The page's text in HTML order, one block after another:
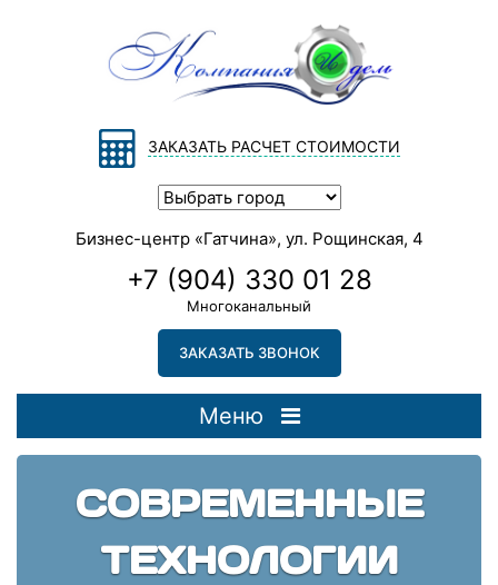
ЗАКАЗАТЬ РАСЧЕТ СТОИМОСТИ
Бизнес-центр «Гатчина», ул. Рощинская, 4
+7 (904) 330 01 28
Многоканальный
ЗАКАЗАТЬ ЗВОНОК
Меню
СОВРЕМЕННЫЕ
ТЕХНОЛОГИИ